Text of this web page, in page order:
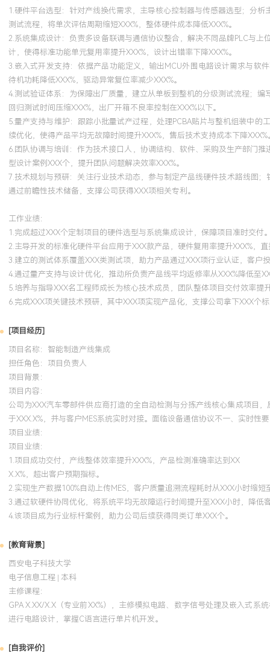
1.硬件平台选型：针对产线换代需求，主导核心控制器与传感器选型；分
测试流程，将单次评估周期缩短XXX%，整体硬件成本降低XXX%。
2.系统集成设计：负责多设备联调与通信协议整合，解决不同品牌PLC与
计，使得标准功能单元复用率提升XXX%，设计出错率下降XXX%。
3.嵌入式开发支持：依据产品功能定义，输出MCU外围电路设计需求与软
待机功耗降低XXX%，驱动异常复位率减少XXX%。
4.测试验证体系：为保障出厂质量，建立从单板到整机的分级测试流程；
回归测试时间压缩XXX%，出厂开箱不良率控制在XXX%以下。
5.量产支持与维护：跟踪小批量试产过程，处理PCBA贴片与整机组装中
续优化，使得产品平均无故障时间提升XXX%，售后技术支持成本下降XXX%
6.团队协调与培训：作为技术接口人，协调结构、软件、采购及生产部门
型设计案例XXX个，提升团队问题解决效率XXX%。
7.技术规划与预研：关注行业技术动态，参与制定产品线硬件技术路线图
通过前瞻性技术储备，支撑公司获得XXX项相关专利。
工作业绩：
1.完成超过XXX个定制项目的硬件选型与系统集成设计，保障项目准时交付
2.主导开发的标准化硬件平台应用于XXX款产品，硬件复用率提升XXX%，
3.建立的测试体系覆盖XXX类测试项，助力产品通过XXX项行业认证，客户
4.通过量产支持与设计优化，推动所负责产品线平均返修率从XXX%降低至
5.培养与指导XXX名工程师成长为核心技术成员，团队整体项目交付效率提
6.完成XXX项关键技术预研，其中XXX项实现产品化，支撑公司拿下XXX个
[项目经历]
项目名称：智能制造产线集成
担任角色： 项目负责人
项目背景：
项目内容：
公司为XXX汽车零部件供应商打造的全自动检测与分拣产线核心集成项目
于XXX.X%，并与客户MES系统实时对接。面临设备通信协议不一、实时性
项目业绩：
项目业绩：
1.项目成功交付，产线整体效率提升XXX%，产品检测准确率达到XX
X.X%，超出客户预期指标。
2.实现生产数据100%自动上传MES，客户质量追溯流程耗时从XXX小时缩短
3.通过软硬件协同优化，将系统平均无故障运行时间提升至XXX小时，降低
4.该项目成为行业标杆案例，助力公司后续获得同类订单XXX个。
[教育背景]
西安电子科技大学
电子信息工程 | 本科
主修课程：
GPA X.XX/X.X（专业前XX%），主修模拟电路、数字信号处理及嵌入式
进行电路设计，掌握C语言进行单片机开发。
[自我评价]